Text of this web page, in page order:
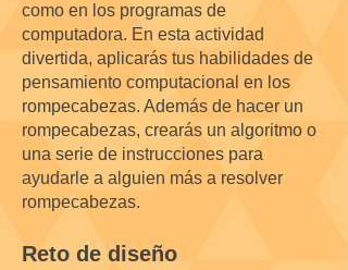
como en los programas de
computadora. En esta actividad
divertida, aplicarás tus habilidades de
pensamiento computacional en los
rompecabezas. Además de hacer un
rompecabezas, crearás un algoritmo o
una serie de instrucciones para
ayudarle a alguien más a resolver
rompecabezas.
Reto de diseño